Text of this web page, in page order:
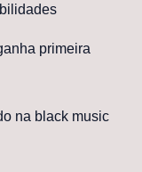
primeira
na black music